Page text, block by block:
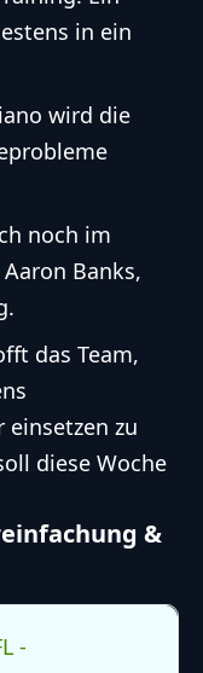
in ein
wird die
noch im
Banks,
das Team,
einsetzen zu
diese Woche
&